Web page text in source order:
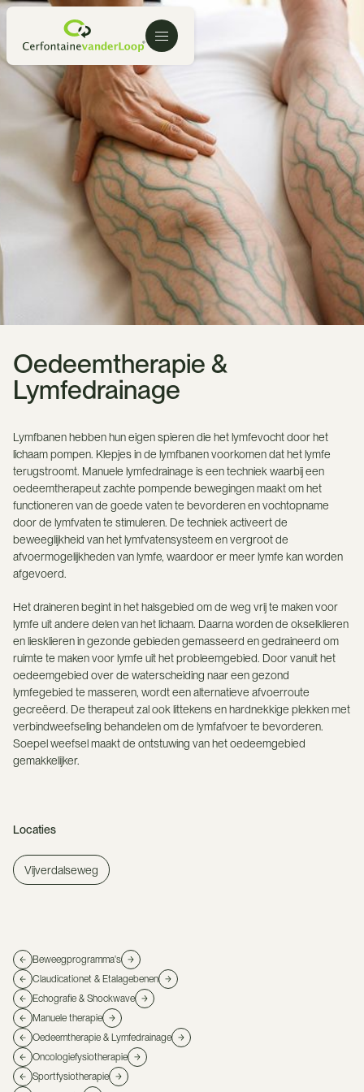
Oedeemtherapie &
Lymfedrainage
Lymfbanen hebben hun eigen spieren die het lymfevocht door het
lichaam pompen. Klepjes in de lymfbanen voorkomen dat het lymfe
terugstroomt. Manuele lymfedrainage is een techniek waarbij een
oedeemtherapeut zachte pompende bewegingen maakt om het
functioneren van de goede vaten te bevorderen en vochtopname
door de lymfvaten te stimuleren. De techniek activeert de
beweeglijkheid van het lymfvatensysteem en vergroot de
afvoermogelijkheden van lymfe, waardoor er meer lymfe kan worden
afgevoerd.
Het draineren begint in het halsgebied om de weg vrij te maken voor
lymfe uit andere delen van het lichaam. Daarna worden de okselklieren
en liesklieren in gezonde gebieden gemasseerd en gedraineerd om
ruimte te maken voor lymfe uit het probleemgebied. Door vanuit het
oedeemgebied over de waterscheiding naar een gezond
lymfegebied te masseren, wordt een alternatieve afvoerroute
gecreëerd. De therapeut zal ook littekens en hardnekkige plekken met
verbindweefseling behandelen om de lymfafvoer te bevorderen.
Soepel weefsel maakt de ontstuwing van het oedeemgebied
gemakkelijker.
Locaties
Vijverdalseweg
Beweegprogramma's
Claudicationet & Etalagebenen
Echografie & Shockwave
Manuele therapie
Oedeemtherapie & Lymfedrainage
Oncologiefysiotherapie
Sportfysiotherapie